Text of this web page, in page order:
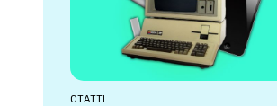
СТАТТІ